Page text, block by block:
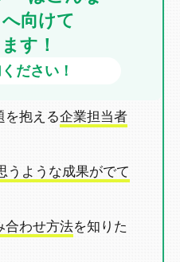
向けて
す！
ださい！
を抱える企業担当者
うような成果がでて
合わせ方法を知りた